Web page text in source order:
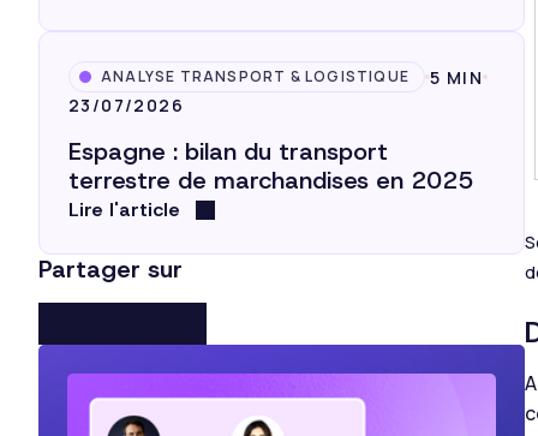
ANALYSE TRANSPORT & LOGISTIQUE
5 MIN
23/07/2026
Espagne : bilan du transport
terrestre de marchandises en 2025
Lire l'article
Partager sur